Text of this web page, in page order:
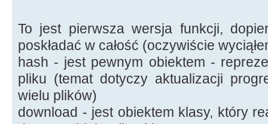
To jest pierwsza wersja funkcji,
poskładać w całość (oczywiście
hash - jest pewnym obiektem -
pliku (temat dotyczy aktualizacji
wielu plików)
download - jest obiektem klasy, który